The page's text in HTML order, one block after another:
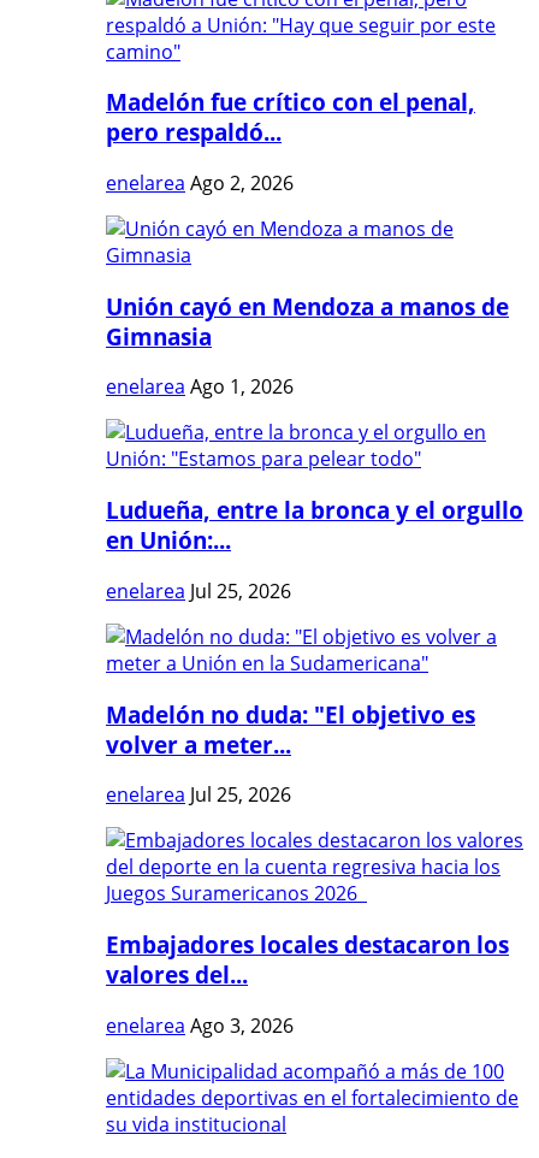
Madelón fue crítico con el penal,
pero respaldó...
enelarea Ago 2, 2026
Unión cayó en Mendoza a manos de
Gimnasia
enelarea Ago 1, 2026
Ludueña, entre la bronca y el orgullo
en Unión:...
enelarea Jul 25, 2026
Madelón no duda: "El objetivo es
volver a meter...
enelarea Jul 25, 2026
Embajadores locales destacaron los
valores del...
enelarea Ago 3, 2026